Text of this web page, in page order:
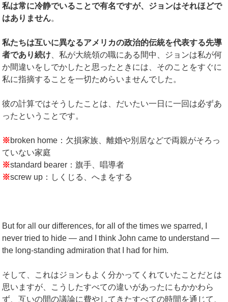
私は常に冷静でいることで有名ですが、ジョンはそれほどで
はありません。
私たちは互いに異なるアメリカの政治的伝統を代表する先導
者であり続け 、私が大統領の職にある間中、ジョンは私が何
か間違いをしでかしたと思ったときには、そのことをすぐに
私に指摘することを一切ためらいませんでした。
彼の計算ではそうしたことは、だいたい一日に一回は必ずあ
ったということです。
※broken home：欠損家族、離婚や別居などで両親がそろっ
ていない家庭
※standard bearer：旗手、唱導者
※screw up：しくじる、へまをする
But for all our differences, for all of the times we sparred, I
never tried to hide — and I think John came to understand —
the long-standing admiration that I had for him.
そして、これはジョンもよく分かってくれていたことだとは
思いますが、こうしたすべての違いがあったにもかかわら
ず、互いの間の議論に費やしてきたすべての時間を通じて、